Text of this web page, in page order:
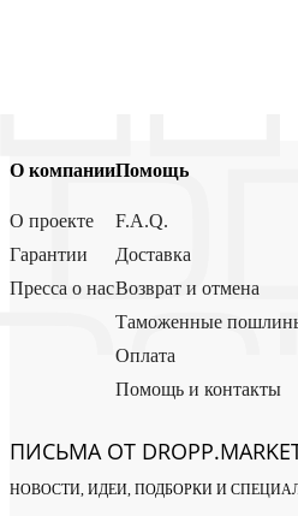
О компании
О проекте
Гарантии
Пресса о нас
Помощь
F.A.Q.
Доставка
Возврат и отмена
Таможенные
Оплата
Помощь и контакты
ПИСЬМА ОТ
НОВОСТИ, ИДЕИ, ПОДБОРКИ И